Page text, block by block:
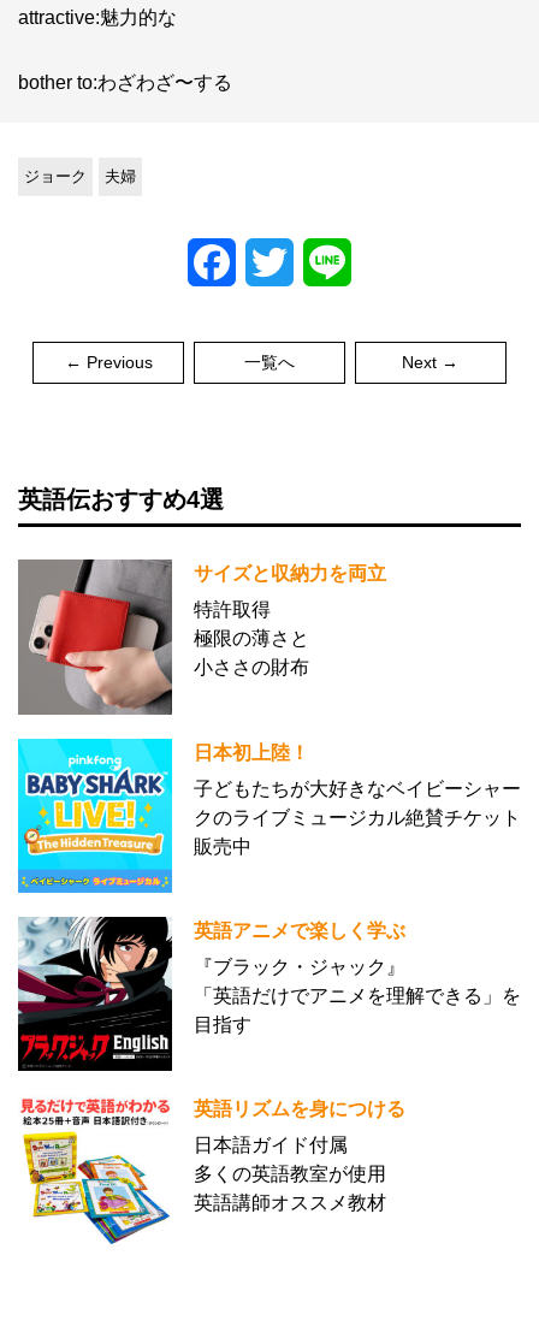
attractive:魅力的な
bother to:わざわざ〜する
ジョーク 夫婦
FacebookTwitter
← Previous 一覧へ Next →
英語伝おすすめ4選
サイズと収納力を両立
特許取得
極限の薄さと
小ささの財布
日本初上陸！
子どもたちが大好きなベイビーシャー
クのライブミュージカル絶賛チケット
販売中
英語アニメで楽しく学ぶ
『ブラック・ジャック』
「英語だけでアニメを理解できる」を
目指す
英語リズムを身につける
日本語ガイド付属
多くの英語教室が使用
英語講師オススメ教材